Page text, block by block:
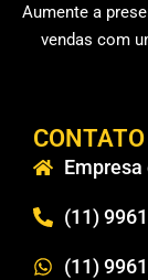
Aumente a
vendas com
CONTATO
(11)
(11)